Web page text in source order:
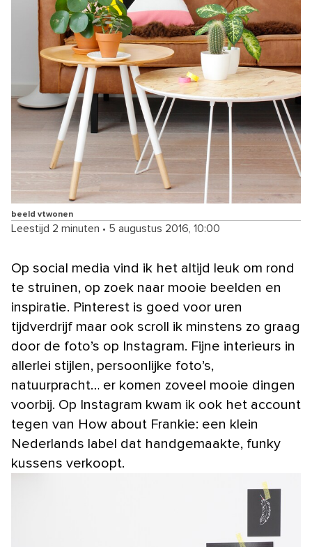
beeld vtwonen
Leestijd 2 minuten • 5 augustus 2016, 10:00
Op social media vind ik het altijd leuk om rond
te struinen, op zoek naar mooie beelden en
inspiratie. Pinterest is goed voor uren
tijdverdrijf maar ook scroll ik minstens zo graag
door de foto’s op Instagram. Fijne interieurs in
allerlei stijlen, persoonlijke foto’s,
natuurpracht… er komen zoveel mooie dingen
voorbij. Op Instagram kwam ik ook het account
tegen van How about Frankie: een klein
Nederlands label dat handgemaakte, funky
kussens verkoopt.